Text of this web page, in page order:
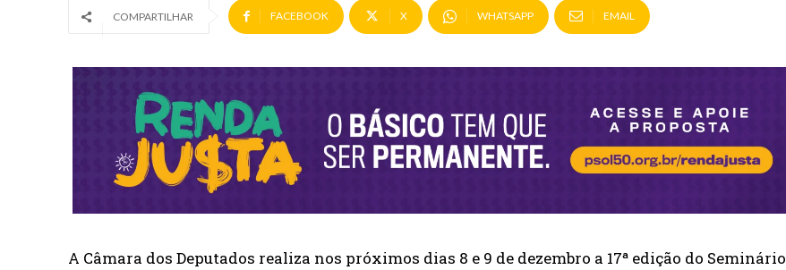
COMPARTILHAR FACEBOOK X WHATSAPP EMAIL
A Câmara dos Deputados realiza nos próximos dias 8 e 9 de dezembro a 17ª edição do Seminário